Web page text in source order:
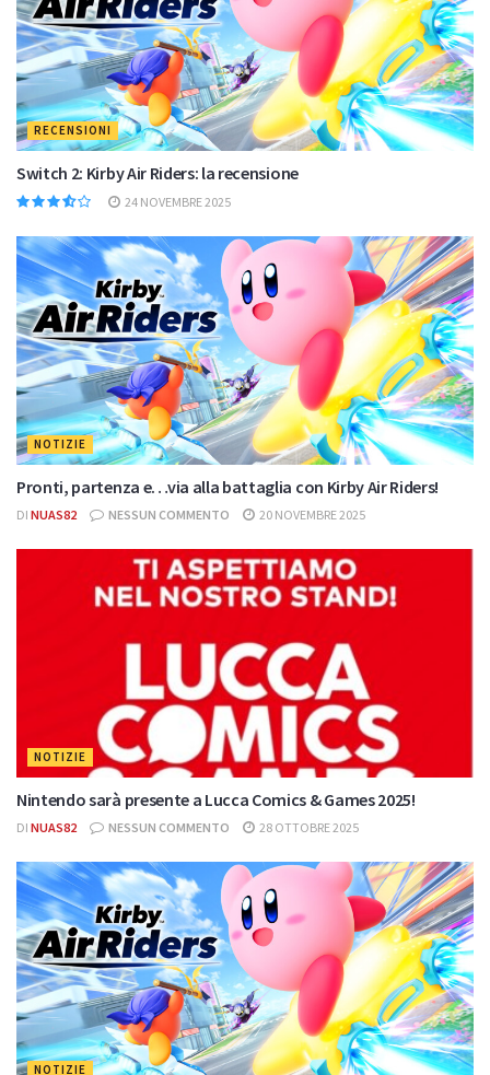
RECENSIONI
Switch 2: Kirby Air Riders: la recensione
24 NOVEMBRE 2025
NOTIZIE
Pronti, partenza e…via alla battaglia con Kirby Air Riders!
DI NUAS82 NESSUN COMMENTO 20 NOVEMBRE 2025
NOTIZIE
Nintendo sarà presente a Lucca Comics & Games 2025!
DI NUAS82 NESSUN COMMENTO 28 OTTOBRE 2025
NOTIZIE